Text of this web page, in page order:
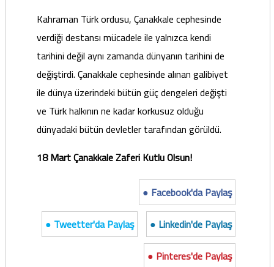
Kahraman Türk ordusu, Çanakkale cephesinde
verdiği destansı mücadele ile yalnızca kendi
tarihini değil aynı zamanda dünyanın tarihini de
değiştirdi. Çanakkale cephesinde alınan galibiyet
ile dünya üzerindeki bütün güç dengeleri değişti
ve Türk halkının ne kadar korkusuz olduğu
dünyadaki bütün devletler tarafından görüldü.
18 Mart Çanakkale Zaferi Kutlu Olsun!
● Facebook'da Paylaş
● Tweetter'da Paylaş
● Linkedin'de Paylaş
● Pinteres'de Paylaş